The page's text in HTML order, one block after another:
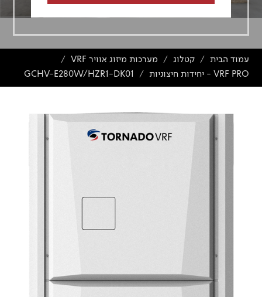
עמוד הבית / קטלוג / מערכות מיזוג אוויר VRF
/
VRF PRO - יחידות חיצוניות
/
GCHV-E280W/HZR1-DK01